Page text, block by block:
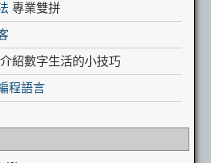
專業雙拼
介紹數字生活的小技巧
程語言